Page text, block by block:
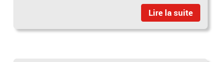
Lire la suite